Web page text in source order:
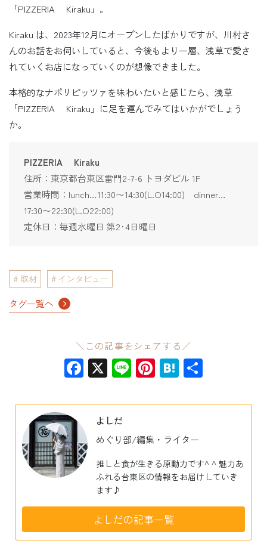
「PIZZERIA Kiraku」。
Kiraku は、2023年12月にオープンしたばかりですが、川村さ
んのお話をお伺いしていると、今後もより一層、浅草で愛さ
れていくお店になっていくのが想像できました。
本格的なナポリピッツァを味わいたいと感じたら、浅草
「PIZZERIA Kiraku」に足を運んでみてはいかがでしょう
か。
PIZZERIA Kiraku
住所：東京都台東区雷門2-7-6 トヨダビル 1F
営業時間：lunch…11:30〜14:30(L.O14:00) dinner…
17:30〜22:30(L.O22:00)
定休日：毎週水曜日 第2･4日曜日
取材 インタビュー
タグ一覧へ
＼この記事をシェアする／
Facebook
X LinePinterest
Hatena
よしだ
めぐり部/編集・ライター
推しと食が生きる原動力です^ ^ 魅力あ
ふれる台東区の情報をお届けしていき
ます♪
よしだの記事一覧